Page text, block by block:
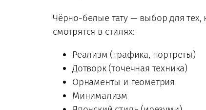
Чёрно-белые тату — выбор для тех,
смотрятся в стилях:
Реализм (графика, портреты)
Дотворк (точечная техника)
Орнаменты и геометрия
Минимализм